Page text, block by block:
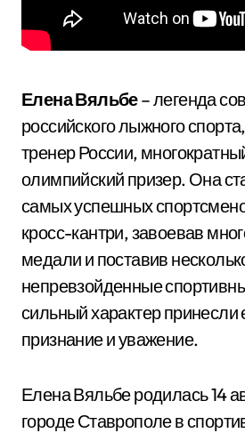
Елена Вяльбе– легенда
российского лыжного
тренер России,
олимпийский призер. Она
самых успешных
кросс-кантри, завоевав
медали и поставив
непревзойденные
сильный характер
признание и уважение.
Елена Вяльбе родилась 14
городе Ставрополе в